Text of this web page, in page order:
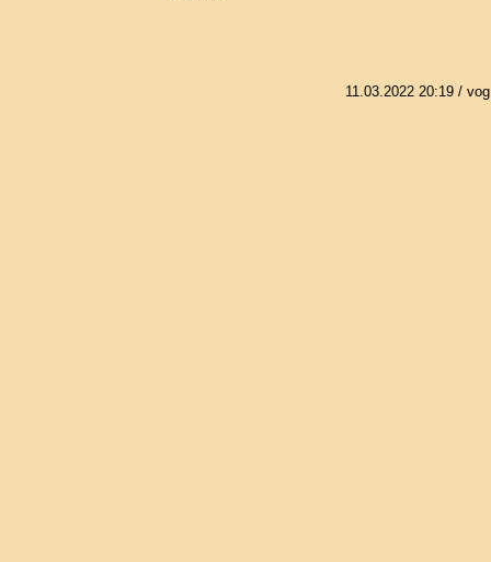
11.03.2022 20:19/ vog